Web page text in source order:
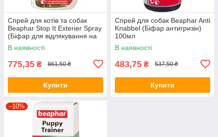
Спрей для котів та собак
Beaphar Stop It Exterier Spray
(Біфар для відлякування на
вулиці) 400мл
В наявності
775,35 ₴ 861,50 ₴
Купити
Спрей для собак Beaphar Anti
Knabbel (Біфар антигризін)
100мл
В наявності
483,75 ₴ 537,50 ₴
Купити
–10%